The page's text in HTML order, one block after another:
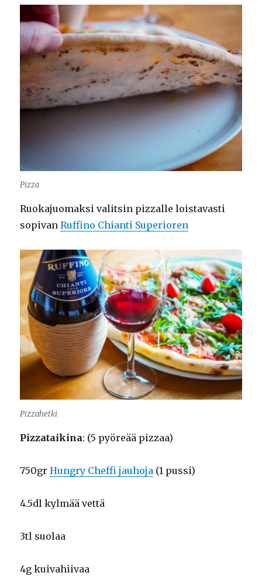
Pizza
Ruokajuomaksi valitsin pizzalle loistavasti
sopivanRuffino Chianti Superioren
Pizzahetki
Pizzataikina: (5 pyöreää pizzaa)
750grHungry Cheffi jauhoja (1 pussi)
4.5dl kylmää vettä
3tl suolaa
4g kuivahiivaa